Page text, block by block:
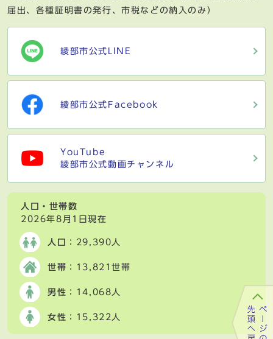
届出、各種証明書の発行、市税などの納入のみ）
綾部市公式LINE
綾部市公式Facebook
YouTube
綾部市公式動画チャンネル
人口・世帯数
2026年8月1日現在
人口 ：29,390人
世帯 ：13,821世帯
男性 ：14,068人
女性 ：15,322人